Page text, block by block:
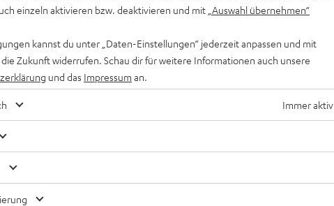
Keinen Store in der Nähe? Kein Problem, wir
beraten dich auch persönlich am Telefon.
einzeln aktivieren bzw. deaktivieren und mit „Auswahl übernehmen“
kannst du unter „Daten-Einstellungen“ jederzeit anpassen und mit
Zukunft widerrufen. Schau dir für weitere Informationen auch unsere
und das Impressum an.
Immer aktiv